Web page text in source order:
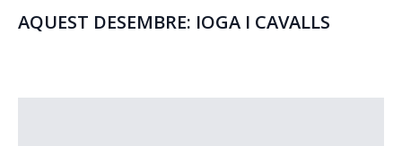
AQUEST DESEMBRE: IOGA I CAVALLS